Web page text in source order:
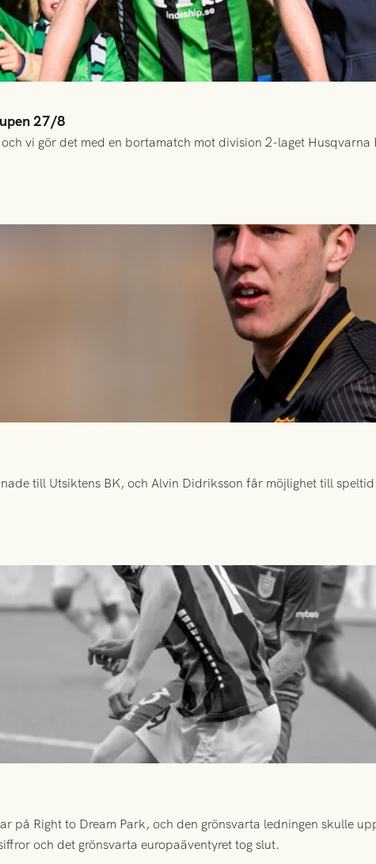
27/8
vi gör det med en bortamatch mot division 2-laget
till Utsiktens BK, och Alvin Didriksson får möjlighet till
på Right to Dream Park, och den grönsvarta ledningen skulle
och det grönsvarta europaäventyret tog slut.